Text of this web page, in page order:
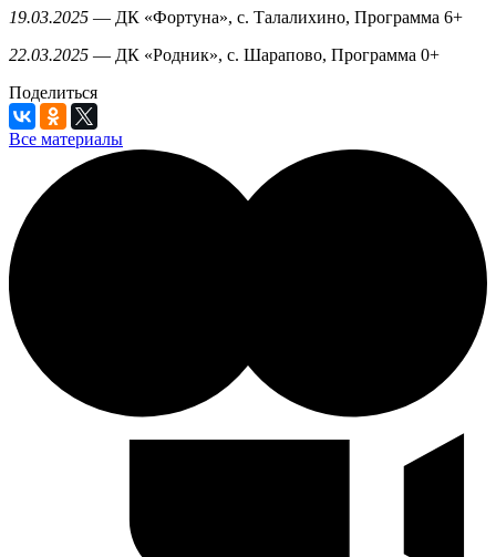
19.03.2025 — ДК «Фортуна», с. Талалихино, Программа 6+
22.03.2025 — ДК «Родник», с. Шарапово, Программа 0+
Поделиться
Все материалы